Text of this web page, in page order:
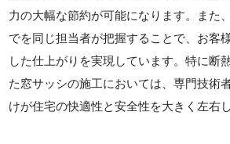
力の大幅な節約が可能になります。また
でを同じ担当者が把握することで、お客
した仕上がりを実現しています。特に断
た窓サッシの施工においては、専門技術
けが住宅の快適性と安全性を大きく左右し